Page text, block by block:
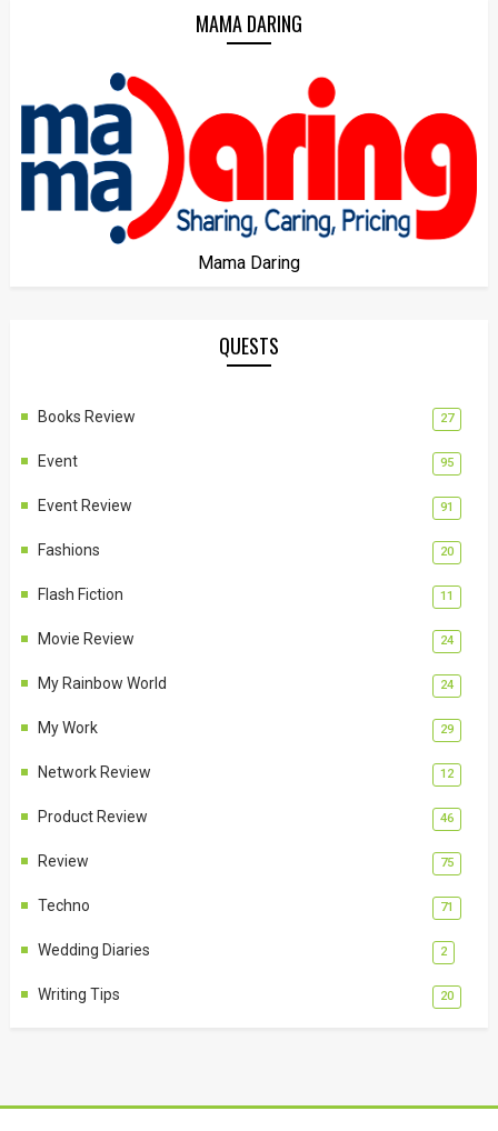
MAMA DARING
Mama Daring
QUESTS
Books Review 27
Event 95
Event Review 91
Fashions 20
Flash Fiction 11
Movie Review 24
My Rainbow World 24
My Work 29
Network Review 12
Product Review 46
Review 75
Techno 71
Wedding Diaries 2
Writing Tips 20